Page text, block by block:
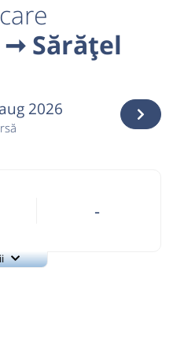
➞ Sărățel
2026
-